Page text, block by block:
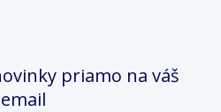
priamo na váš
email